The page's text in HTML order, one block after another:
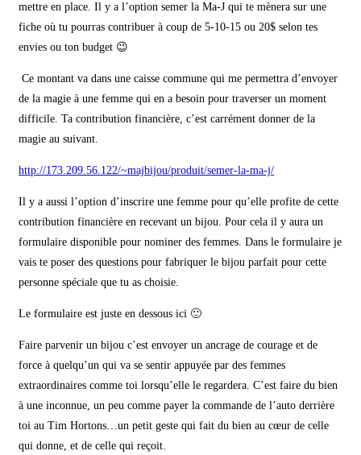
mettre en place. Il y a l’option semer la Ma-J qui te mènera sur une
fiche où tu pourras contribuer à coup de 5-10-15 ou 20$ selon tes
envies ou ton budget 😉
Ce montant va dans une caisse commune qui me permettra d’envoyer
de la magie à une femme qui en a besoin pour traverser un moment
difficile. Ta contribution financière, c’est carrément donner de la
magie au suivant.
http://173.209.56.122/~majbijou/produit/semer-la-ma-j/
Il y a aussi l’option d’inscrire une femme pour qu’elle profite de cette
contribution financière en recevant un bijou. Pour cela il y aura un
formulaire disponible pour nominer des femmes. Dans le formulaire je
vais te poser des questions pour fabriquer le bijou parfait pour cette
personne spéciale que tu as choisie.
Le formulaire est juste en dessous ici 🙂
Faire parvenir un bijou c’est envoyer un ancrage de courage et de
force à quelqu’un qui va se sentir appuyée par des femmes
extraordinaires comme toi lorsqu’elle le regardera. C’est faire du bien
à une inconnue, un peu comme payer la commande de l’auto derrière
toi au Tim Hortons…un petit geste qui fait du bien au cœur de celle
qui donne, et de celle qui reçoit.